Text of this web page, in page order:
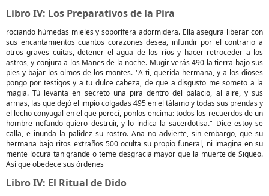
Libro IV: Los Preparativos de la Pira
rociando húmedas mieles y soporífera adormidera. Ella asegura liberar con
sus encantamientos cuantos corazones desea, infundir por el contrario a
otros graves cuitas, detener el agua de los ríos y hacer retroceder a los
astros, y conjura a los Manes de la noche. Mugir verás 490 la tierra bajo sus
pies y bajar los olmos de los montes. "A ti, querida hermana, y a los dioses
pongo por testigos y a tu dulce cabeza, de que a disgusto me someto a la
magia. Tú levanta en secreto una pira dentro del palacio, al aire, y sus
armas, las que dejó el impío colgadas 495 en el tálamo y todas sus prendas y
el lecho conyugal en el que perecí, ponlos encima: todos los recuerdos de un
hombre nefando quiero destruir, y lo indica la sacerdotisa." Dice estoy se
calla, e inunda la palidez su rostro. Ana no advierte, sin embargo, que su
hermana bajo ritos extraños 500 oculta su propio funeral, ni imagina en su
mente locura tan grande o teme desgracia mayor que la muerte de Siqueo.
Así que obedece sus órdenes
Libro IV: El Ritual de Dido